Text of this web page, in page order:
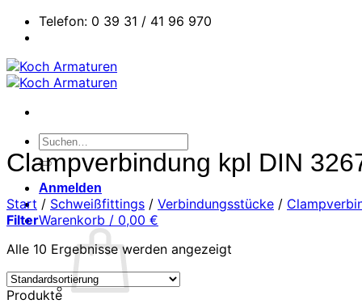
Zum
Inhalt
Telefon: 0 39 31 / 41 96 970
Suchen
nach:
Anmelden
Warenkorb / 0,00 €
Clampverbindung kpl DIN
Start / Schweißfittings / Verbindungsstücke /
Filter
Alle 10 Ergebnisse werden angezeigt
Produkte